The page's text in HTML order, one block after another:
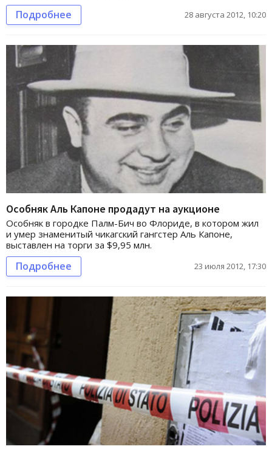
Подробнее 28 августа 2012, 10:20
Особняк Аль Капоне продадут на аукционе
Особняк в городке Палм-Бич во Флориде, в котором жил
и умер знаменитый чикагский гангстер Аль Капоне,
выставлен на торги за $9,95 млн.
Подробнее 23 июля 2012, 17:30